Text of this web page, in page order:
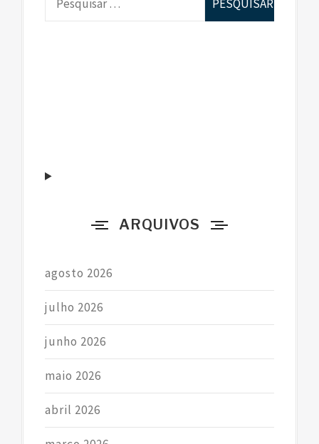
ARQUIVOS
agosto 2026
julho 2026
junho 2026
maio 2026
abril 2026